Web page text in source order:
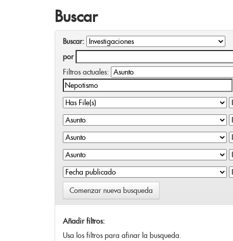
Buscar
Buscar:
por
Filtros actuales:
Comenzar nueva busqueda
Añadir filtros:
Usa los filtros para afinar la busqueda.